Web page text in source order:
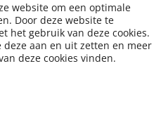
website om een optimale
Door deze website te
het gebruik van deze cookies.
deze aan en uit zetten en meer
deze cookies vinden.